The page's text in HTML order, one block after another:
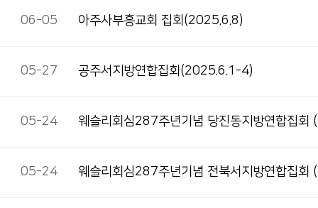
06-05 아주사부흥교회 집회(2025.6.8)
05-27 공주서지방연합집회(2025.6.1-4)
05-24 웨슬리회심287주년기념 당진동지방연합집
05-24 웨슬리회심287주년기념 전북서지방연합집